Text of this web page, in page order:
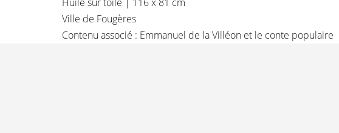
Ville de Fougères
Contenu associé : Emmanuel de la Villéon et le conte populaire